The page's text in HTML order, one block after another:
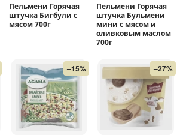
Пельмени Горячая
штучка Бигбули с
мясом 700г
Пельмени Горячая
штучка Бульмени
мини с мясом и
оливковым маслом
700г
–15% –27%